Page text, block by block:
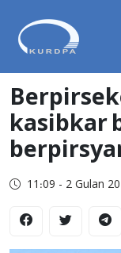
kasibkar
11:09 - 2 Gulan